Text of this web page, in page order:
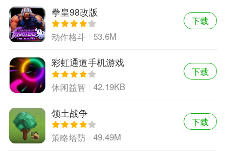
拳皇98改版
动作格斗 53.6M
下载
彩虹通道手机游戏
休闲益智 42.19KB
下载
领土战争
策略塔防 49.49M
下载